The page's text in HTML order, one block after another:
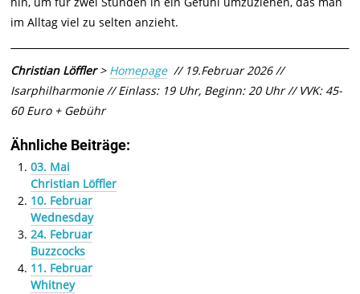
im Alltag viel zu selten anzieht.
Christian Löffler> Homepage// 19.Februar 2026 //
Isarphilharmonie // Einlass: 19 Uhr, Beginn: 20 Uhr // VVK: 45-
60 Euro + Gebühr
Ähnliche Beiträge:
03. Mai
Christian Löffler
10. Februar
Wednesday
24. Februar
Buzzcocks
11. Februar
Whitney